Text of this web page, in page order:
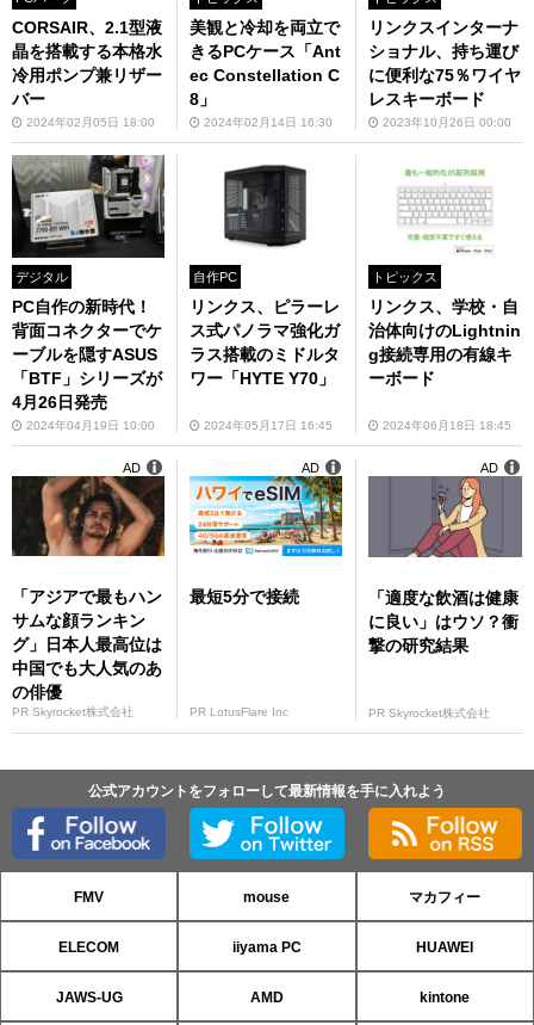
CORSAIR、2.1型液
晶を搭載する本格水
冷用ポンプ兼リザー
バー
2024年02月05日 18:00
美観と冷却を両立で
きるPCケース「Ant
ec Constellation C
8」
2024年02月14日 16:30
リンクスインターナ
ショナル、持ち運び
に便利な75％ワイヤ
レスキーボード
2023年10月26日 00:00
デジタル
PC自作の新時代！
背面コネクターでケ
ーブルを隠すASUS
「BTF」シリーズが
4月26日発売
2024年04月19日 10:00
自作PC
リンクス、ピラーレ
ス式パノラマ強化ガ
ラス搭載のミドルタ
ワー「HYTE Y70」
2024年05月17日 16:45
トピックス
リンクス、学校・自
治体向けのLightnin
g接続専用の有線キ
ーボード
2024年06月18日 18:45
「アジアで最もハン
サムな顔ランキン
グ」日本人最高位は
中国でも大人気のあ
の俳優
PR Skyrocket株式会社
AD
最短5分で接続
PR LotusFlare Inc
AD
「適度な飲酒は健康
に良い」はウソ？衝
撃の研究結果
PR Skyrocket株式会社
AD
公式アカウントをフォローして最新情報を手に入れよう
FMV mouse マカフィー
ELECOM iiyama PC HUAWEI
JAWS-UG AMD kintone